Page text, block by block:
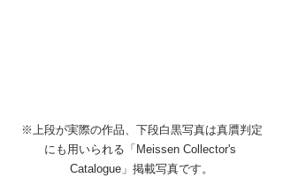
※上段が実際の作品、下段白黒写真は真贋判定
にも用いられる「Meissen Collector's
Catalogue」掲載写真です。